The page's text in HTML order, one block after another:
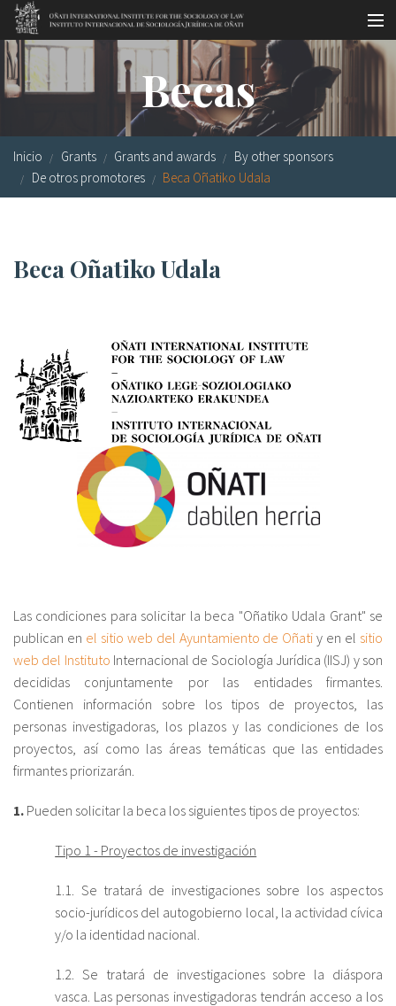
Pasar al contenido principal
Master oficial
Workshops
Visitas
Biblioteca
Equipo
Sobre el IISJ
Residencia Antia
Galería de fotos
es
en
Becas
Inicio Grants Grants and awards
By other sponsors
De otros promotores
Beca Oñatiko Udala
Beca Oñatiko Udala
Las condiciones para solicitar la beca "Oñatiko Udala Grant" se
publican en el sitio web del Ayuntamiento de Oñati y en el sitio
web del Instituto Internacional de Sociología Jurídica (IISJ) y son
decididas conjuntamente por las entidades firmantes.
Contienen información sobre los tipos de proyectos, las
personas investigadoras, los plazos y las condiciones de los
proyectos, así como las áreas temáticas que las entidades
firmantes priorizarán.
1. Pueden solicitar la beca los siguientes tipos de proyectos:
Tipo 1 - Proyectos de investigación
1.1. Se tratará de investigaciones sobre los aspectos
socio-jurídicos del autogobierno local, la actividad cívica
y/o la identidad nacional.
1.2. Se tratará de investigaciones sobre la diáspora
vasca. Las personas investigadoras tendrán acceso a los